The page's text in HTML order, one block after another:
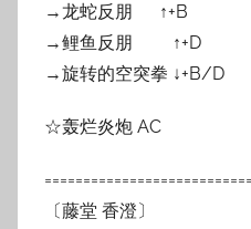
→龙蛇反朋 ↑+B
→鲤鱼反朋 ↑+D
→旋转的空突拳 ↓+B/D
☆轰烂炎炮 AC
〔藤堂 香澄〕